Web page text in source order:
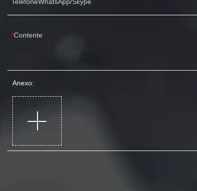
Contente
Anexo: